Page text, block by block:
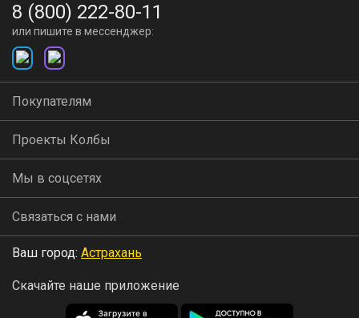
8 (800) 222-80-11
или пишите в мессенджер:
Покупателям
Проекты Колбы
Мы в соцсетях
Связаться с нами
Ваш город: Астрахань
Скачайте наше приложение